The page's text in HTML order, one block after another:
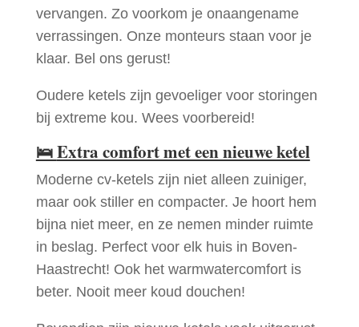
vervangen. Zo voorkom je onaangename
verrassingen. Onze monteurs staan voor je
klaar. Bel ons gerust!
Oudere ketels zijn gevoeliger voor storingen
bij extreme kou. Wees voorbereid!
🛌Extra comfort met een nieuwe ketel
Moderne cv-ketels zijn niet alleen zuiniger,
maar ook stiller en compacter. Je hoort hem
bijna niet meer, en ze nemen minder ruimte
in beslag. Perfect voor elk huis in Boven-
Haastrecht! Ook het warmwatercomfort is
beter. Nooit meer koud douchen!